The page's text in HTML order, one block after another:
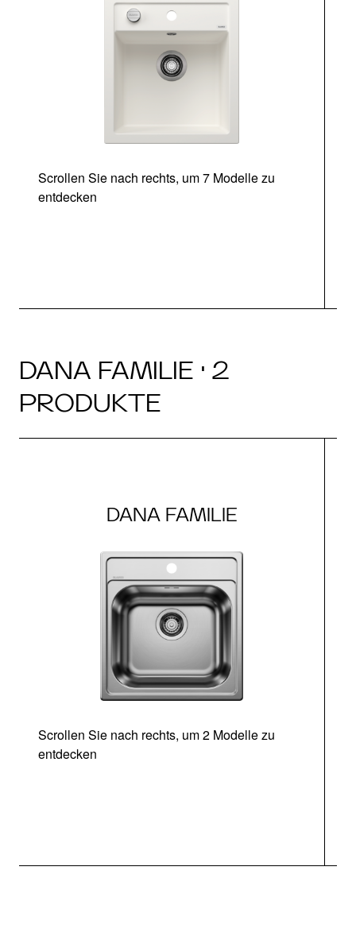
Scrollen Sie nach rechts, um 7 Modelle zu
entdecken
DANA FAMILIE · 2
PRODUKTE
DANA FAMILIE
Scrollen Sie nach rechts, um 2 Modelle zu
entdecken